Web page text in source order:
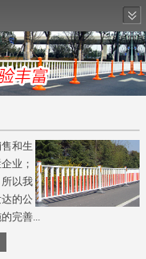
和生
业；
以我
的公
完善...